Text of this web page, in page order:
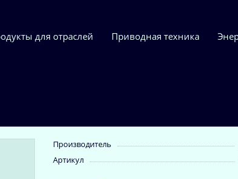
для отраслей Приводная техника
Производитель
Артикул